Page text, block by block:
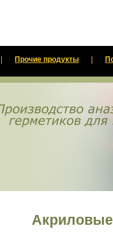
Прочие продукты